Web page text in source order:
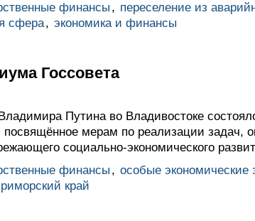
финансы , переселение из
сфера, экономика и финансы
Госсовета
Путина во Владивостоке
посвящённое мерам по реализации задач,
социально-экономического
финансы , особые экономические
край